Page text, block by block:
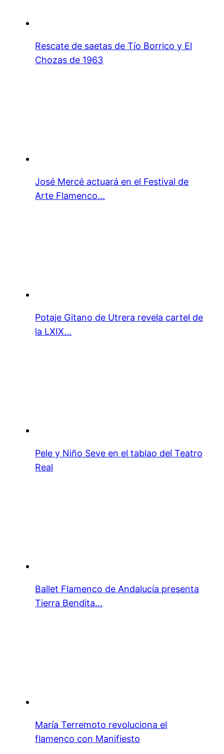
Rescate de saetas de Tío Borrico y El
Chozas de 1963
José Mercé actuará en el Festival de
Arte Flamenco…
Potaje Gitano de Utrera revela cartel de
la LXIX…
Pele y Niño Seve en el tablao del Teatro
Real
Ballet Flamenco de Andalucía presenta
Tierra Bendita…
María Terremoto revoluciona el
flamenco con Manifiesto